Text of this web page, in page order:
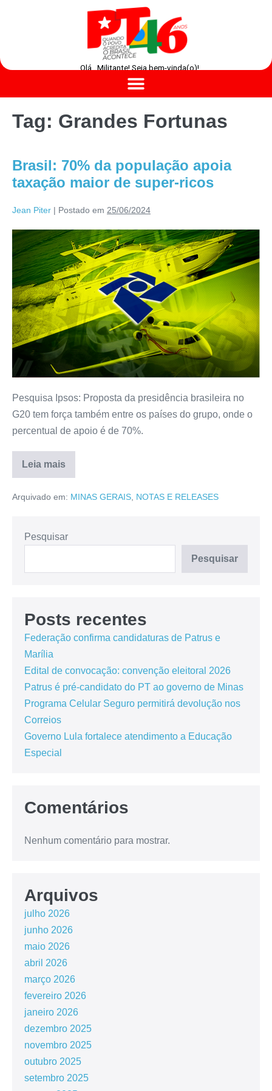
Olá , Militante! Seja bem-vinda(o)!
Tag: Grandes Fortunas
Brasil: 70% da população apoia
taxação maior de super-ricos
Jean Piter | Postado em 25/06/2024
Pesquisa Ipsos: Proposta da presidência brasileira no
G20 tem força também entre os países do grupo, onde o
percentual de apoio é de 70%.
Leia mais
Arquivado em: MINAS GERAIS NOTAS E RELEASES
Pesquisar
Pesquisar
Posts recentes
Federação confirma candidaturas de Patrus e
Marília
Edital de convocação: convenção eleitoral 2026
Patrus é pré-candidato do PT ao governo de Minas
Programa Celular Seguro permitirá devolução nos
Correios
Governo Lula fortalece atendimento a Educação
Especial
Comentários
Nenhum comentário para mostrar.
Arquivos
julho 2026
junho 2026
maio 2026
abril 2026
março 2026
fevereiro 2026
janeiro 2026
dezembro 2025
novembro 2025
outubro 2025
setembro 2025